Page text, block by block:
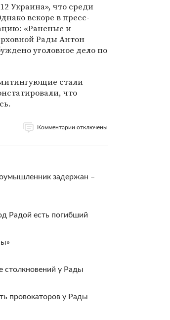
Украина», что среди
вскоре в пресс-
«Раненые и
Рады Антон
уголовное дело по
стали
что
Комментарии отключены
задержан –
Радой есть погибший
столкновений у Рады
провокаторов у Рады